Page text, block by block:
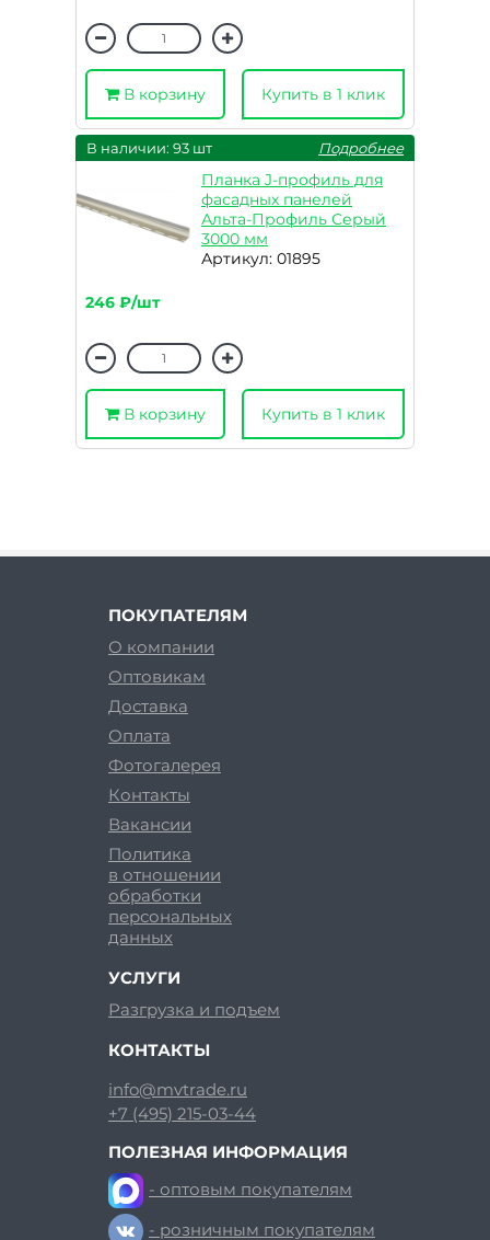
В корзину Купить в 1 клик
В наличии: 93 шт Подробнее
Планка J-профиль для
фасадных панелей
Альта-Профиль Серый
3000 мм
Артикул: 01895
246 ₽/шт
В корзину Купить в 1 клик
ПОКУПАТЕЛЯМ
О компании
Оптовикам
Доставка
Оплата
Фотогалерея
Контакты
Вакансии
Политика
в отношении
обработки
персональных
данных
УСЛУГИ
Разгрузка и подъем
КОНТАКТЫ
info@mvtrade.ru
+7 (495) 215-03-44
ПОЛЕЗНАЯ ИНФОРМАЦИЯ
- оптовым покупателям
- розничным покупателям